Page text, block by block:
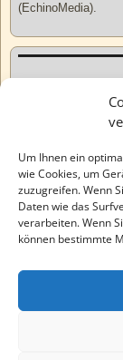
Um Ihnen ein
wie Cookies, um
zuzugreifen. Wenn
Daten wie das
verarbeiten. Wenn
können bestimmte
(EchinoMedia).
Varia